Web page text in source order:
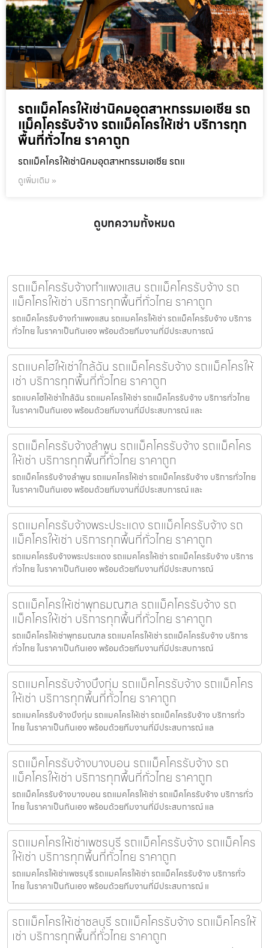
รถแม็คโครให้เช่านิคมอุตสาหกรรมเอเชีย รถ
แม็คโครรับจ้าง รถแม็คโครให้เช่า บริการทุก
พื้นที่ทั่วไทย ราคาถูก
รถแม็คโครให้เช่านิคมอุตสาหกรรมเอเชีย รถแ
ดูเพิ่มเติม »
ดูบทความทั้งหมด
รถแม็คโครรับจ้างกำแพงแสน รถแม็คโครรับจ้าง รถ
แม็คโครให้เช่า บริการทุกพื้นที่ทั่วไทย ราคาถูก
รถแม็คโครรับจ้างกำแพงแสน รถแมคโครให้เช่า รถแม็คโครรับจ้าง บริการ
ทั่วไทย ในราคาเป็นกันเอง พร้อมด้วยทีมงานที่มีประสบการณ์
รถแบคโฮให้เช่าใกล้ฉัน รถแม็คโครรับจ้าง รถแม็คโครให้
เช่า บริการทุกพื้นที่ทั่วไทย ราคาถูก
รถแบคโฮให้เช่าใกล้ฉัน รถแมคโครให้เช่า รถแม็คโครรับจ้าง บริการทั่วไทย
ในราคาเป็นกันเอง พร้อมด้วยทีมงานที่มีประสบการณ์ และ
รถแม็คโครรับจ้างลำพูน รถแม็คโครรับจ้าง รถแม็คโคร
ให้เช่า บริการทุกพื้นที่ทั่วไทย ราคาถูก
รถแม็คโครรับจ้างลำพูน รถแมคโครให้เช่า รถแม็คโครรับจ้าง บริการทั่วไทย
ในราคาเป็นกันเอง พร้อมด้วยทีมงานที่มีประสบการณ์ และ
รถแมคโครรับจ้างพระประแดง รถแม็คโครรับจ้าง รถ
แม็คโครให้เช่า บริการทุกพื้นที่ทั่วไทย ราคาถูก
รถแมคโครรับจ้างพระประแดง รถแมคโครให้เช่า รถแม็คโครรับจ้าง บริการ
ทั่วไทย ในราคาเป็นกันเอง พร้อมด้วยทีมงานที่มีประสบการณ์
รถแม็คโครให้เช่าพุทธมณฑล รถแม็คโครรับจ้าง รถ
แม็คโครให้เช่า บริการทุกพื้นที่ทั่วไทย ราคาถูก
รถแม็คโครให้เช่าพุทธมณฑล รถแมคโครให้เช่า รถแม็คโครรับจ้าง บริการ
ทั่วไทย ในราคาเป็นกันเอง พร้อมด้วยทีมงานที่มีประสบการณ์
รถแมคโครรับจ้างบึงกุ่ม รถแม็คโครรับจ้าง รถแม็คโคร
ให้เช่า บริการทุกพื้นที่ทั่วไทย ราคาถูก
รถแมคโครรับจ้างบึงกุ่ม รถแมคโครให้เช่า รถแม็คโครรับจ้าง บริการทั่ว
ไทย ในราคาเป็นกันเอง พร้อมด้วยทีมงานที่มีประสบการณ์ แล
รถแม็คโครรับจ้างบางบอน รถแม็คโครรับจ้าง รถ
แม็คโครให้เช่า บริการทุกพื้นที่ทั่วไทย ราคาถูก
รถแม็คโครรับจ้างบางบอน รถแมคโครให้เช่า รถแม็คโครรับจ้าง บริการทั่ว
ไทย ในราคาเป็นกันเอง พร้อมด้วยทีมงานที่มีประสบการณ์ แล
รถแมคโครให้เช่าเพชรบุรี รถแม็คโครรับจ้าง รถแม็คโคร
ให้เช่า บริการทุกพื้นที่ทั่วไทย ราคาถูก
รถแมคโครให้เช่าเพชรบุรี รถแมคโครให้เช่า รถแม็คโครรับจ้าง บริการทั่ว
ไทย ในราคาเป็นกันเอง พร้อมด้วยทีมงานที่มีประสบการณ์ แ
รถแม็คโครให้เช่าชลบุรี รถแม็คโครรับจ้าง รถแม็คโครให้
เช่า บริการทุกพื้นที่ทั่วไทย ราคาถูก